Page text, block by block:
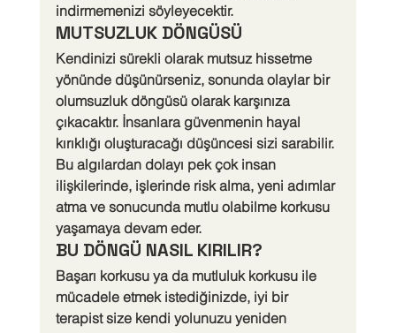
indirmemenizi söyleyecektir.
MUTSUZLUK DÖNGÜSÜ
Kendinizi sürekli olarak mutsuz hissetme
yönünde düşünürseniz, sonunda olaylar bir
olumsuzluk döngüsü olarak karşınıza
çıkacaktır. İnsanlara güvenmenin hayal
kırıklığı oluşturacağı düşüncesi sizi sarabilir.
Bu algılardan dolayı pek çok insan
ilişkilerinde, işlerinde risk alma, yeni adımlar
atma ve sonucunda mutlu olabilme korkusu
yaşamaya devam eder.
BU DÖNGÜ NASIL KIRILIR?
Başarı korkusu ya da mutluluk korkusu ile
mücadele etmek istediğinizde, iyi bir
terapist size kendi yolunuzu yeniden